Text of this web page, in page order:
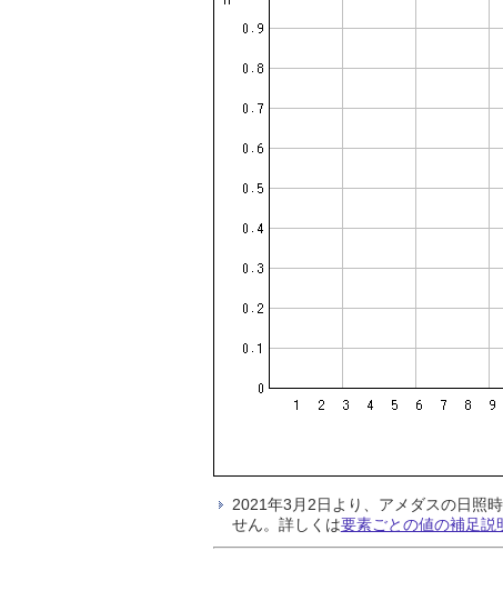
2021年3月2日より、アメダスの日照
せん。詳しくは要素ごとの値の補足説